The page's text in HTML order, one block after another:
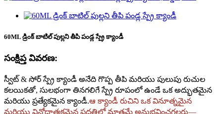
60ML డ్రింక్ బాటిల్ పుల్లని తీపి పండ్ల స్ప్రే క్యాండీ
సంక్షిప్త వివరణ:
స్వీట్ & సోర్ స్ప్రే క్యాండీ అనేది గొప్ప తీపి మరియు పులుపు రుచుల
కలయికతో, సులభంగా తినగలిగే స్ప్రే రూపంలో ఉండే ఒక అద్భుతమైన
మరియు ప్రత్యేకమైన క్యాండీ.ఆ క్యాండీ రుచిని ఒక వినూత్నమైన
మరియు వినోదాత్మకమైన పద్ధతిలో మాత్రమే అనుభవించగలరు—